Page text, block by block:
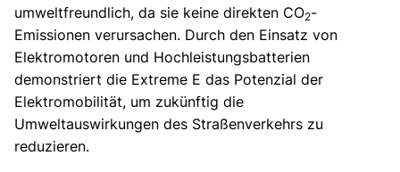
umweltfreundlich, da sie keine direkten CO2-
Emissionen verursachen. Durch den Einsatz von
Elektromotoren und Hochleistungsbatterien
demonstriert die Extreme E das Potenzial der
Elektromobilität, um zukünftig die
Umweltauswirkungen des Straßenverkehrs zu
reduzieren.